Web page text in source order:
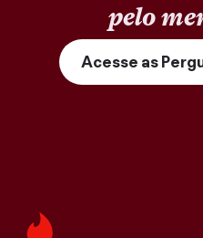
pelo
Acesse as